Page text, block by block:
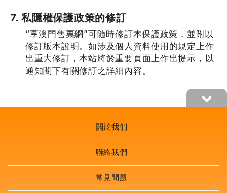
7. 私隱權保護政策的修訂
“享澳門售票網”可隨時修訂本保護政策，並附以
修訂版本說明。如涉及個人資料使用的規定上作
出重大修訂，本站將於重要頁面上作出提示，以
通知閣下有關修訂之詳細內容。
關於我們
聯絡我們
常見問題